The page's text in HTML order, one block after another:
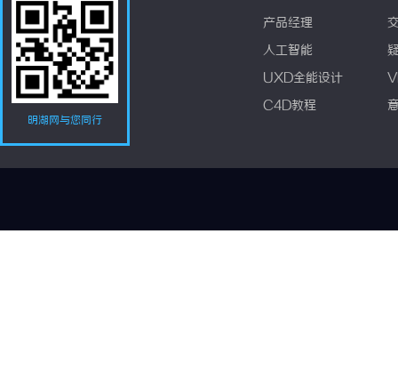
明湖网与您同行
产品经理
人工智能
UXD全能设计
C4D教程